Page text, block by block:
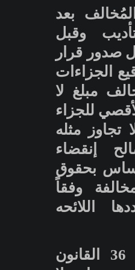
بعد
وقبل
صدور قرار
الجزاءات
مبلغ لا
للجزاء
تجاوز مثله
إنقضاء
بحقوق
وفقاً
اللائحه
كما قررت الماده 36 القانون